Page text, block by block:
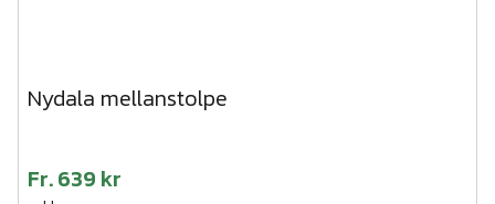
Nydala mellanstolpe
Fr.639 kr